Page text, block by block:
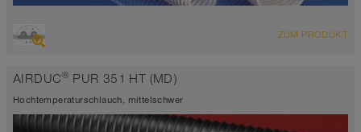
extrem abriebfester Saugschlauch + Druckschlauch,
antistatisch < 10⁹
Wandstärke 2,0 - 2,5mm
ZUM PRODUKT
AIRDUC® PUR 351 HT (MD)
Hochtemperaturschlauch, mittelschwer